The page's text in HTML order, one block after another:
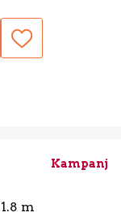
Kampanj
m